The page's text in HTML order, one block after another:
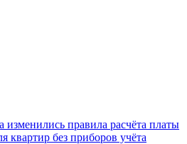
изменились правила расчёта платы
квартир без приборов учёта